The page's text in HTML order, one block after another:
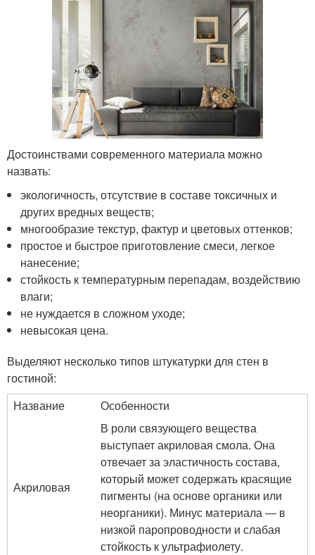
Достоинствами современного материала можно
назвать:
экологичность, отсутствие в составе токсичных и
других вредных веществ;
многообразие текстур, фактур и цветовых оттенков;
простое и быстрое приготовление смеси, легкое
нанесение;
стойкость к температурным перепадам, воздействию
влаги;
не нуждается в сложном уходе;
невысокая цена.
Выделяют несколько типов штукатурки для стен в
гостиной:
Название
Особенности
Акриловая
В роли связующего вещества
выступает акриловая смола. Она
отвечает за эластичность состава,
который может содержать красящие
пигменты (на основе органики или
неорганики). Минус материала ― в
низкой паропроводности и слабая
стойкость к ультрафиолету.